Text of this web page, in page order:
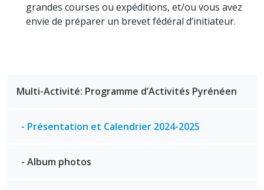
grandes courses ou expéditions, et/ou vous avez
envie de préparer un brevet fédéral d’initiateur.
Multi-Activité: Programme d’Activités Pyrénéen
- Présentation et Calendrier 2024-2025
- Album photos